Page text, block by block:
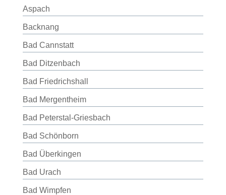
Aspach
Backnang
Bad Cannstatt
Bad Ditzenbach
Bad Friedrichshall
Bad Mergentheim
Bad Peterstal-Griesbach
Bad Schönborn
Bad Überkingen
Bad Urach
Bad Wimpfen